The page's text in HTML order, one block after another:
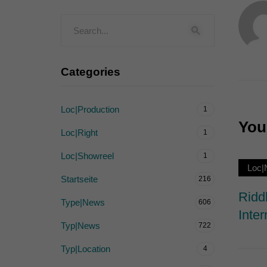
Categories
Loc|Production 1
Loc|Right 1
Loc|Showreel 1
Startseite 216
Type|News 606
Typ|News 722
Typ|Location 4
Externe Medien
Inhalte von
akzeptiert werden,